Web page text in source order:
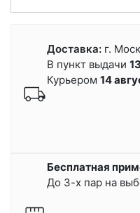
Доставка: г.
В пункт выдачи
Курьером 14
Бесплатная
До 3-х пар на